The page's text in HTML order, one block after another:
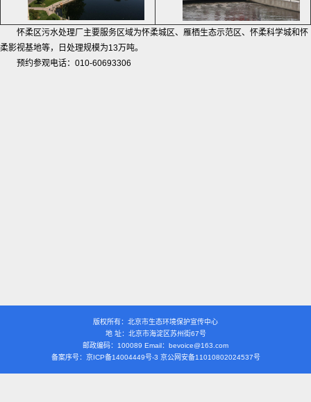
怀柔区污水处理厂主要服务区域为怀柔城区、雁栖生态示范区、怀柔科学城和怀
柔影视基地等，日处理规模为13万吨。
预约参观电话：010-60693306
版权所有：北京市生态环境保护宣传中心
地 址：北京市海淀区苏州街67号
邮政编码：100089 Email：bevoice@163.com
备案序号：京ICP备14004449号-3 京公网安备11010802024537号